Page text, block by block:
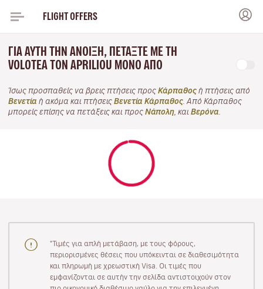
FLIGHT OFFERS
ΓΙΑ ΑΥΤΉ ΤΗΝ ΆΝΟΙΞΗ, ΠΕΤΆΞΤΕ ΜΕ ΤΗ
VOLOTEA ΤΟΝ APRILIOU ΜΌΝΟ ΑΠΌ
Ίσως προσπαθείς να βρεις πτήσεις προς Κάρπαθος ή πτήσεις από
Βενετία ή ακόμα και πτήσεις Βενετία Κάρπαθος . Από Κάρπαθος
μπορείς επίσης να πετάξεις και προς Νάπολη , και Βερόνα
"Τιμές για απλή μετάβαση, με τους φόρους,
περιορισμένες θέσεις που υπόκεινται σε διαθεσιμότητα
και πληρωμή με χρεωστική Visa. Οι τιμές που
εμφανίζονται σε αυτήν την σελίδα αντιστοιχούν στον
πιο οικονομικό διαθέσιμο ναύλο για την επιλεγμένη